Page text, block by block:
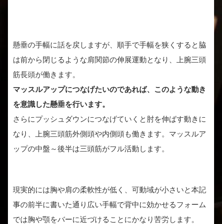
懸垂の手幅に話を戻しますが、順手で手幅を狭くすると脇
は前から閉じるような肩関節の伸展運動となり、上腕三頭
筋長頭が働きます。
マッスルアップにつなげたいのであれば、このような動き
を意識した懸垂を行います。
さらにプッシュダウンにつなげていくと肘を伸ばす動きに
なり、上腕三頭筋外側頭や内側頭も働きます。マッスルア
ップの中盤～後半は三頭筋がフル活動します。
現実的には胸や肩の柔軟性が低く、可動域が小さいと本記
事の前半に書いた通り広い手幅で背中に効かせるフォーム
では胸や顎をバーに近づけることにかなり苦労します。